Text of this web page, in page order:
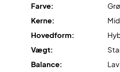
er teknologien
carbon-rør, som sikrer en stærk
rammekonstruktion.
Farve:
Kerne:
Hovedform:
Vægt:
Balance: